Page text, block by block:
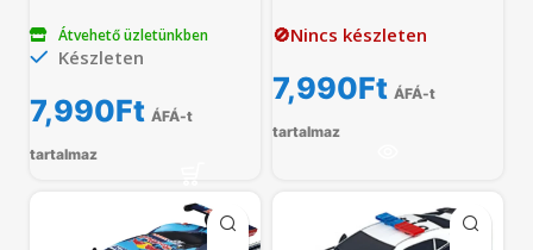
Átvehető üzletünkben
Készleten
7,990Ft ÁFÁ-t
tartalmaz
🚫Nincs készleten
7,990Ft ÁFÁ-t
tartalmaz